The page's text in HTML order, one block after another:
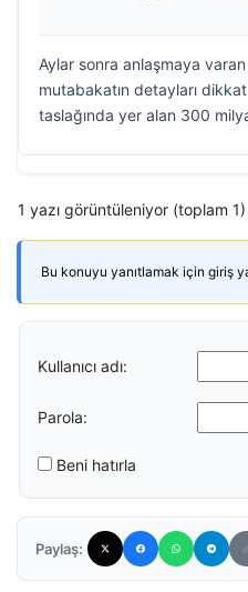
Aylar sonra anlaşmaya
mutabakatın detayları
taslağında yer alan 300
1 yazı görüntüleniyor (toplam 1)
Bu konuyu yanıtlamak için giriş
Kullanıcı adı:
Parola:
Beni hatırla
Paylaş: